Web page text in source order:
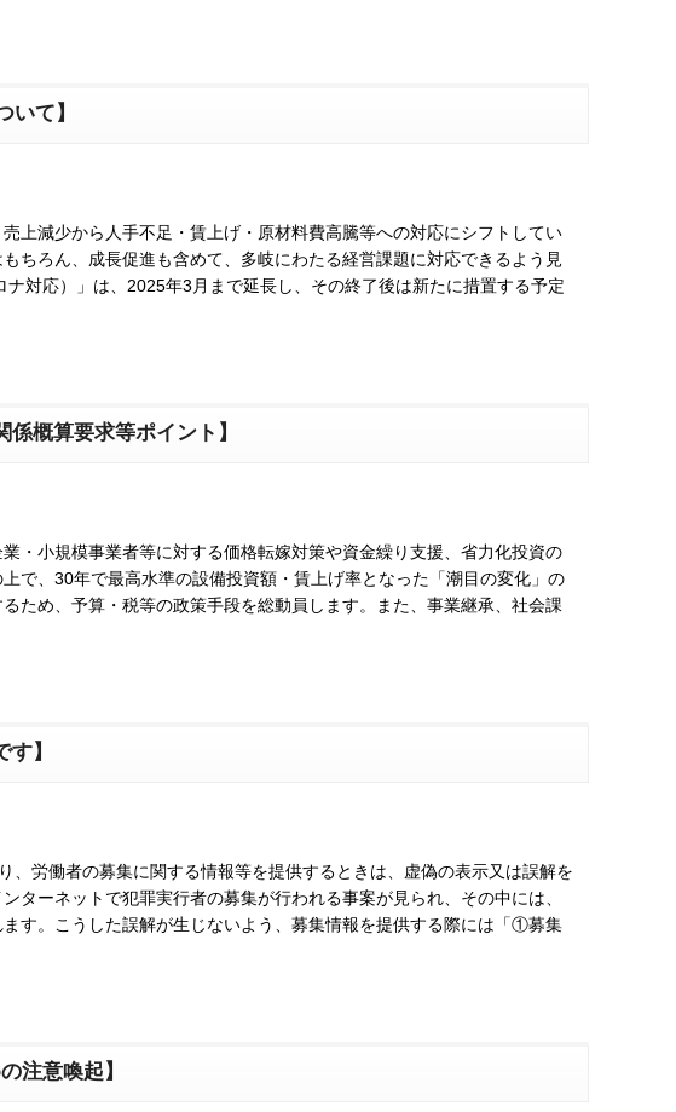
いて】
上減少から人手不足・賃上げ・原材料費高騰等への対応にシフトしてい
ちろん、成長促進も含めて、多岐にわたる経営課題に対応できるよう見
対応）」は、2025年3月まで延長し、その終了後は新たに措置する予定
概算要求等ポイント】
・小規模事業者等に対する価格転嫁対策や資金繰り支援、省力化投資の
で、30年で最高水準の設備投資額・賃上げ率となった「潮目の変化」の
ため、予算・税等の政策手段を総動員します。また、事業継承、社会課
】
労働者の募集に関する情報等を提供するときは、虚偽の表示又は誤解を
ターネットで犯罪実行者の募集が行われる事案が見られ、その中には、
す。こうした誤解が生じないよう、募集情報を提供する際には「①募集
注意喚起】